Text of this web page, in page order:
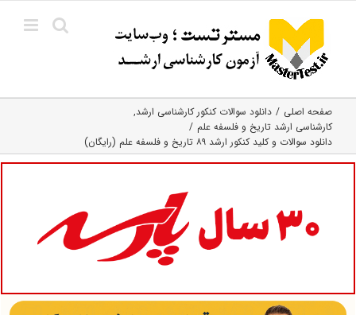
content
صفحه اصلی
دانلود سوالات کنکور کارشناسی ارشد
کارشناسی ارشد تاریخ و فلسفه علم
دانلود سوالات و کلید کنکور ارشد ۸۹ تاریخ و فلسفه علم (رایگان)